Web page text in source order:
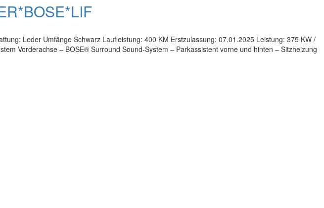
Leder Umfänge Schwarz Laufleistung: 400 KM Erstzulassung: 07.01.2025 Leistung: 375 KW /
Vorderachse – BOSE® Surround Sound-System – Parkassistent vorne und hinten – Sitzheizung